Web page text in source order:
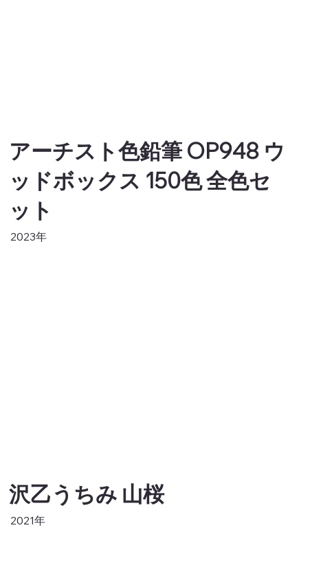
アーチスト色鉛筆 OP948 ウ
ッドボックス 150色 全色セ
ット
2023年
沢乙うちみ 山桜
2021年